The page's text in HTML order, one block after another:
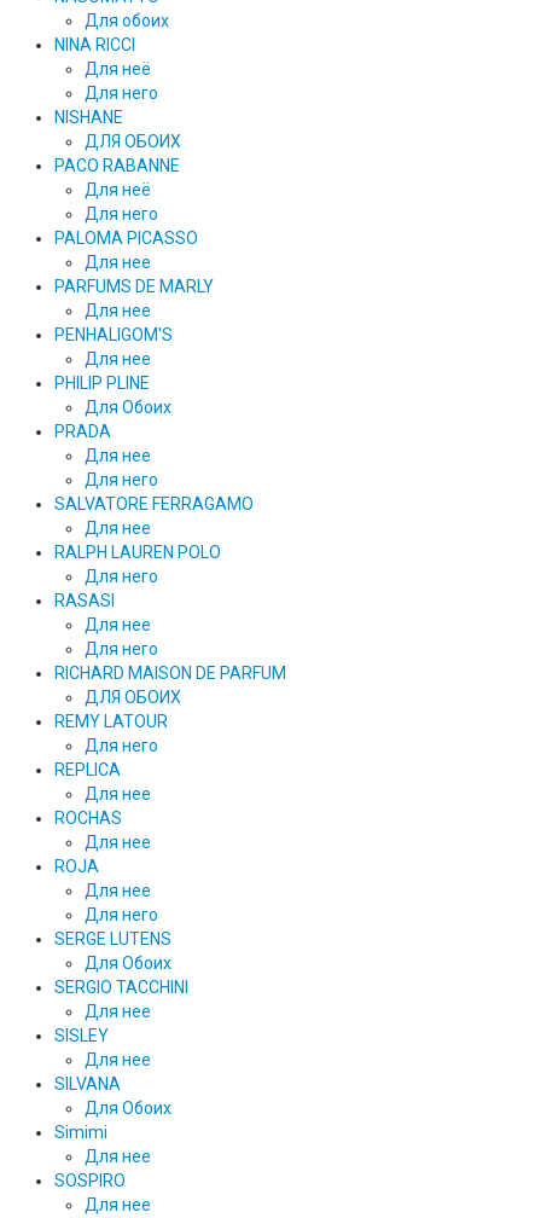
Для обоих
NINA RICCI
Для неё
Для него
NISHANE
ДЛЯ ОБОИХ
PACO RABANNE
Для неё
Для него
PALOMA PICASSO
Для нее
PARFUMS DE MARLY
Для нее
PENHALIGOM'S
Для нее
PHILIP PLINE
Для Обоих
PRADA
Для нее
Для него
SALVATORE FERRAGAMO
Для нее
RALPH LAUREN POLO
Для него
RASASI
Для нее
Для него
RICHARD MAISON DE PARFUM
ДЛЯ ОБОИХ
REMY LATOUR
Для него
REPLICA
Для нее
ROCHAS
Для нее
ROJA
Для нее
Для него
SERGE LUTENS
Для Обоих
SERGIO TACCHINI
Для нее
SISLEY
Для нее
SILVANA
Для Обоих
Simimi
Для нее
SOSPIRO
Для нее